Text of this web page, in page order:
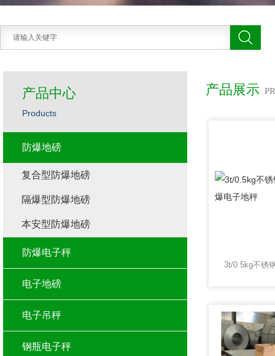
产品展示
产品中心
Products
防爆地磅
复合型防爆地磅
隔爆型防爆地磅
本安型防爆地磅
防爆电子秤
电子地磅
电子吊秤
钢瓶电子秤